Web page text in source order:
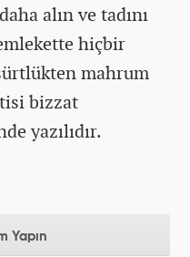
alın ve tadını
hiçbir
mahrum
bizzat
yazılıdır.
Yapın